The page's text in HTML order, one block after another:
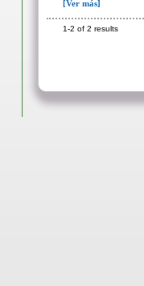
[Ver más]
1-2 of 2 results